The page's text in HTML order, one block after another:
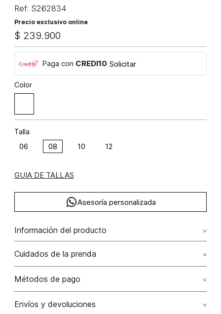
Ref: S262834
Precio exclusivo online
$ 239.900
Paga con CREDI10 Solicitar
Color
Talla
06 08 10 12
GUIA DE TALLAS
Asesoría personalizada
Información del producto
Buso cuello polo manga larga viscosa 70% poliamida 30%
70.00% viscosa/viscose30.00% poliamida/polyamide
Cuidados de la prenda
Lavado profesional en seco. evite el roce de la prenda
No lavar
Métodos de pago
Tarjetas de crédito: Visa, Dinners, Master Card y American
Envíos y devoluciones